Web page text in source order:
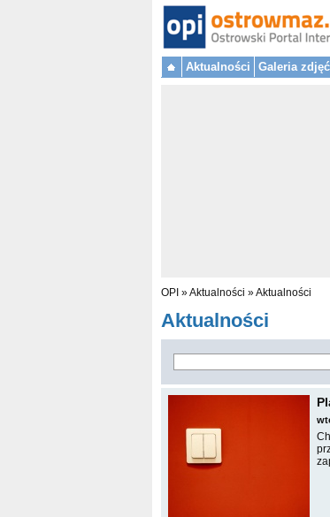
Aktualności Galeria zdjęć
OPI »Aktualności »Aktualności
Aktualności